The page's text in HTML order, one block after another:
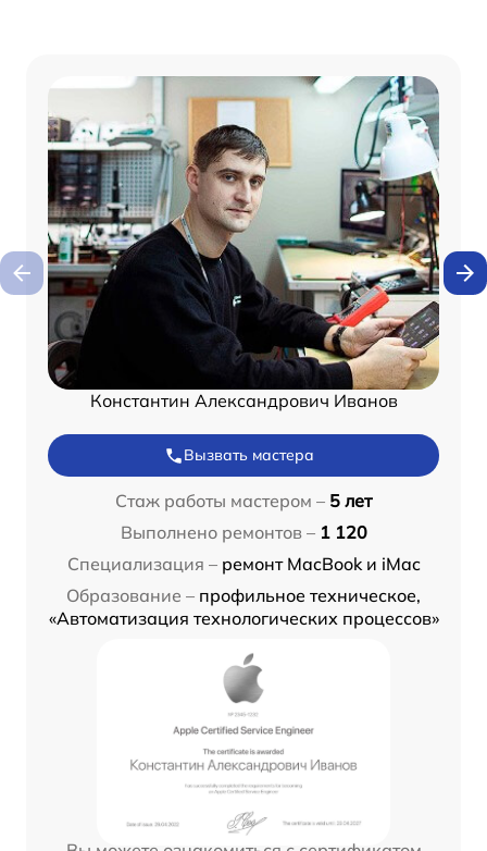
Константин Александрович Иванов
Вызвать мастера
Стаж работы мастером – 5 лет
Выполнено ремонтов – 1 120
Специализация – ремонт MacBook и iMac
Образование – профильное техническое,
«Автоматизация технологических процессов»